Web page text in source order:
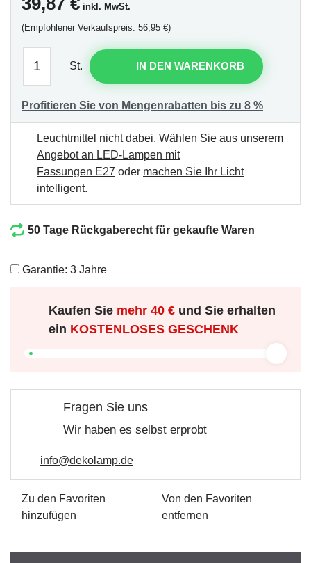
inkl. MwSt.
(Empfohlener Verkaufspreis: 56,95 €)
St. IN DEN WARENKORB
Profitieren Sie von Mengenrabatten bis zu 8 %
Leuchtmittel nicht dabei. Wählen Sie aus unserem
Angebot an LED-Lampen mit
Fassungen E27 oder machen Sie Ihr Licht
intelligent.
50 Tage Rückgaberecht für gekaufte Waren
Garantie: 3 Jahre
Kaufen Sie mehr40 €und Sie erhalten
ein KOSTENLOSES GESCHENK
Fragen Sie uns
Wir haben es selbst erprobt
info@dekolamp.de
Zu den Favoriten
hinzufügen
Von den Favoriten
entfernen